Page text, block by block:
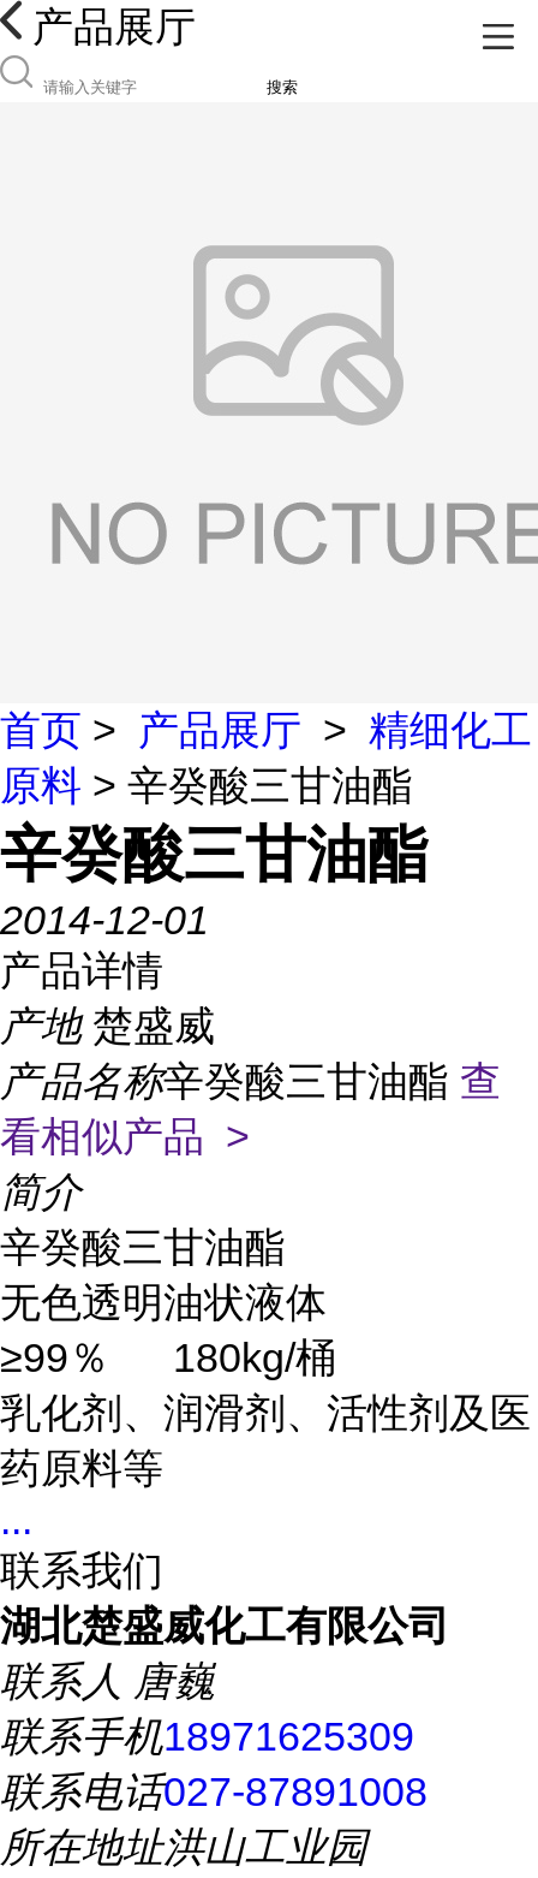
产品展厅
搜索
首页 > 产品展厅 > 精细化工
原料 > 辛癸酸三甘油酯
辛癸酸三甘油酯
2014-12-01
产品详情
产地 楚盛威
产品名称辛癸酸三甘油酯 查
看相似产品 >
简介
辛癸酸三甘油酯
无色透明油状液体
≥99％
180kg/桶
乳化剂、润滑剂、活性剂及医
药原料等
...
联系我们
湖北楚盛威化工有限公司
联系人 唐巍
联系手机18971625309
联系电话027-87891008
所在地址洪山工业园